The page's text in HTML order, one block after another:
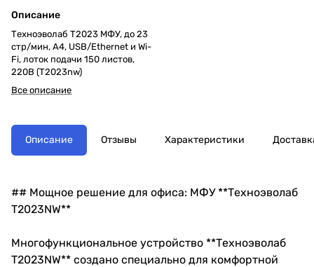
Описание
Техноэволаб T2023 МФУ, до 23
стр/мин, A4, USB/Ethernet и Wi-
Fi, лоток подачи 150 листов,
220В (T2023nw)
Все описание
Описание Отзывы Характеристики
## Мощное решение для офиса: МФУ **Техноэволаб
T2023NW**
Многофункциональное устройство **Техноэволаб
T2023NW** создано специально для комфортной